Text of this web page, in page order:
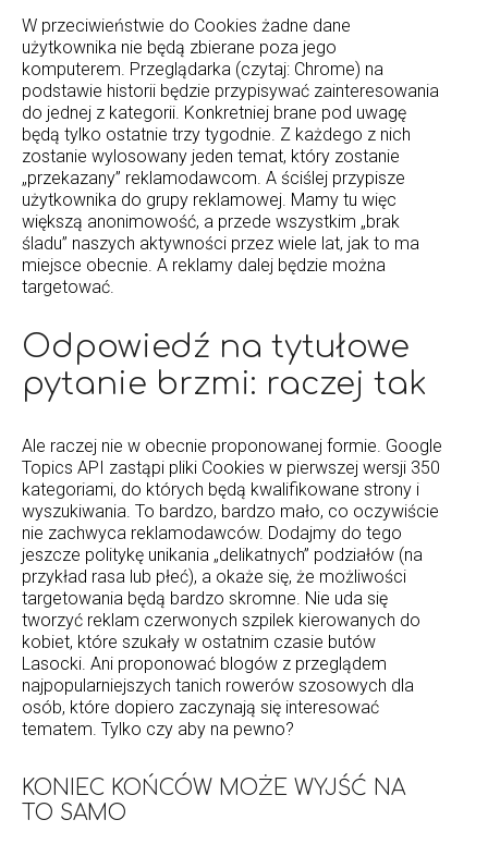
W przeciwieństwie do Cookies żadne dane
użytkownika nie będą zbierane poza jego
komputerem. Przeglądarka (czytaj: Chrome) na
podstawie historii będzie przypisywać zainteresowania
do jednej z kategorii. Konkretniej brane pod uwagę
będą tylko ostatnie trzy tygodnie. Z każdego z nich
zostanie wylosowany jeden temat, który zostanie
„przekazany” reklamodawcom. A ściślej przypisze
użytkownika do grupy reklamowej. Mamy tu więc
większą anonimowość, a przede wszystkim „brak
śladu” naszych aktywności przez wiele lat, jak to ma
miejsce obecnie. A reklamy dalej będzie można
targetować.
Odpowiedź na tytułowe
pytanie brzmi: raczej tak
Ale raczej nie w obecnie proponowanej formie. Google
Topics API zastąpi pliki Cookies w pierwszej wersji 350
kategoriami, do których będą kwalifikowane strony i
wyszukiwania. To bardzo, bardzo mało, co oczywiście
nie zachwyca reklamodawców. Dodajmy do tego
jeszcze politykę unikania „delikatnych” podziałów (na
przykład rasa lub płeć), a okaże się, że możliwości
targetowania będą bardzo skromne. Nie uda się
tworzyć reklam czerwonych szpilek kierowanych do
kobiet, które szukały w ostatnim czasie butów
Lasocki. Ani proponować blogów z przeglądem
najpopularniejszych tanich rowerów szosowych dla
osób, które dopiero zaczynają się interesować
tematem. Tylko czy aby na pewno?
KONIEC KOŃCÓW MOŻE WYJŚĆ NA
TO SAMO